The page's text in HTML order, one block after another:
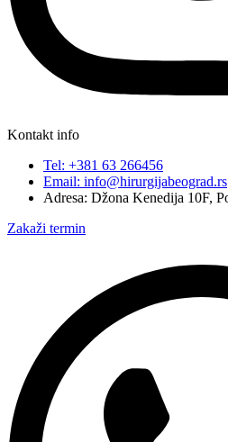
Kontakt info
Tel: +381 63 266456
Email: info@hirurgijabeograd.rs
Adresa: Džona Kenedija 10F,
Zakaži termin